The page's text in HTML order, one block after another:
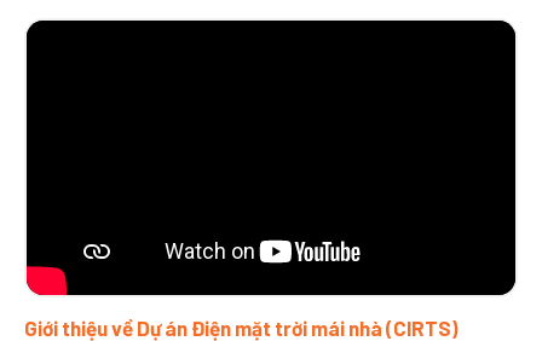
Giới thiệu về Dự án Điện mặt trời mái nhà (CIRTS)